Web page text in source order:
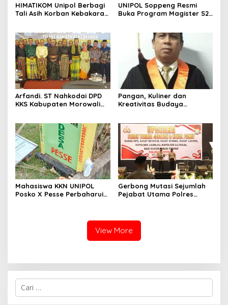
HIMATIKOM Unipol Berbagi
Tali Asih Korban Kebakaran
UNIPOL Soppeng Resmi
Buka Program Magister S2
Arfandi. ST Nahkodai DPD
KKS Kabupaten Morowali
Pangan, Kuliner dan
Kreativitas Budaya
Mahasiswa KKN UNIPOL
Posko X Pesse Perbaharui
Gerbong Mutasi Sejumlah
Pejabat Utama Polres
View More
C